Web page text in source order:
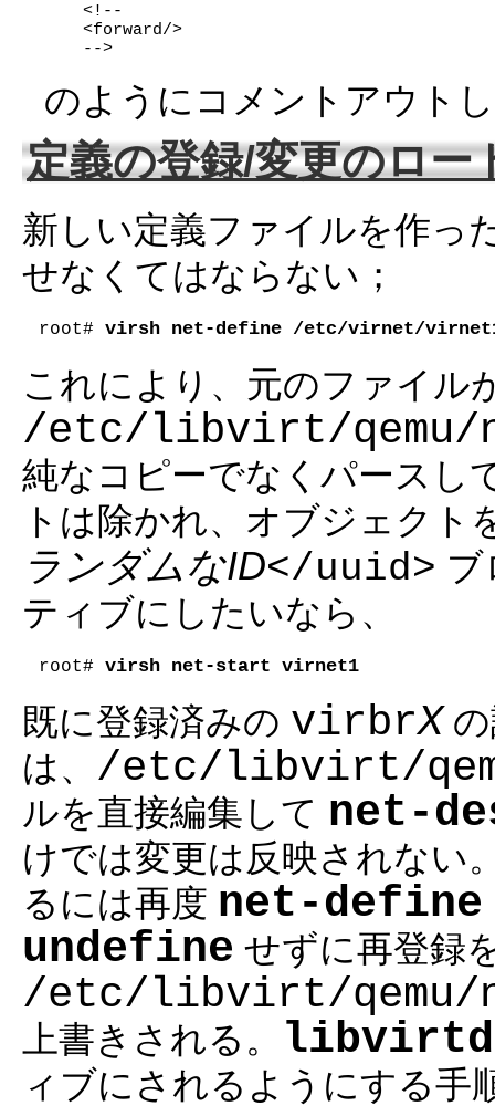
<!--
<forward/>
-->
のようにコメントアウト
定義の登録/変更のロー
新しい定義ファイルを作っ
せなくてはならない；
root# virsh net-define /etc/virnet/
これにより、元のファイル
/etc/libvirt/qemu/
純なコピーでなくパースし
トは除かれ、オブジェク
ランダムなID</uuid> ブ
ティブにしたいなら、
root# virsh net-start virnet1
既に登録済みの virbrXの
は、 /etc/libvirt/
ルを直接編集して net-
けでは変更は反映されない
るには再度 net-define
undefine せずに再登録
/etc/libvirt/qemu/
上書きされる。 libvirtd
ィブにされるようにする手